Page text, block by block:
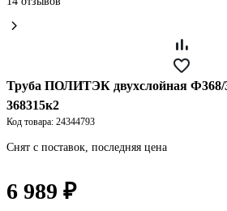
Труба ПОЛИТЭК двухслойная Ф368/
368315к2
Код товара: 24344793
Снят с поставок, последняя цена
6 989 ₽